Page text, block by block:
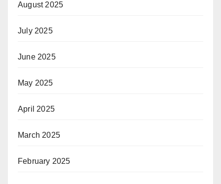
August 2025
July 2025
June 2025
May 2025
April 2025
March 2025
February 2025